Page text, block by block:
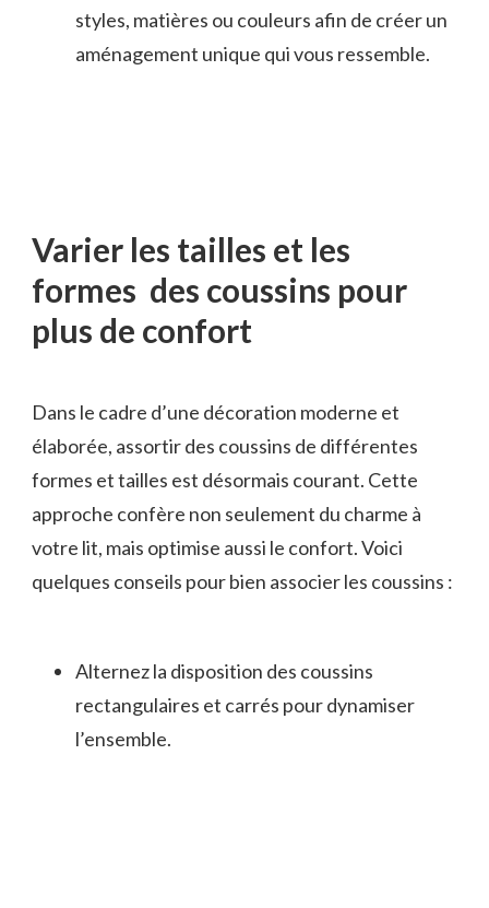
styles, matières ou couleurs afin de créer un
aménagement unique qui vous ressemble.
Varier les tailles et les
formes des coussins pour
plus de confort
Dans le cadre d’une décoration moderne et
élaborée, assortir des coussins de différentes
formes et tailles est désormais courant. Cette
approche confère non seulement du charme à
votre lit, mais optimise aussi le confort. Voici
quelques conseils pour bien associer les coussins :
Alternez la disposition des coussins
rectangulaires et carrés pour dynamiser
l’ensemble.